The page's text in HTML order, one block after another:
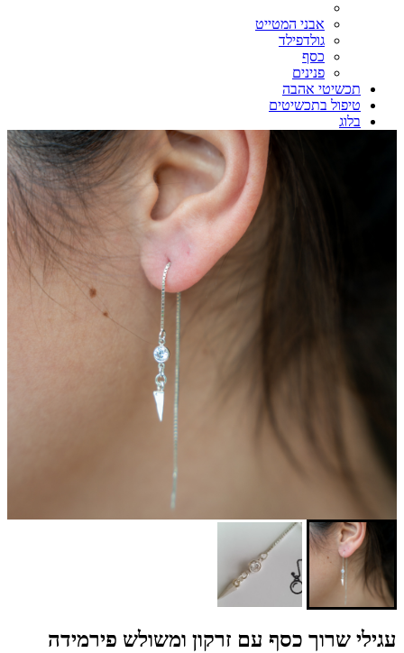
אבני המטייט
גולדפילד
כסף
פנינים
תכשיטי אהבה
טיפול בתכשיטים
בלוג
עגילי שרוך כסף עם זרקון ומשולש פירמידה